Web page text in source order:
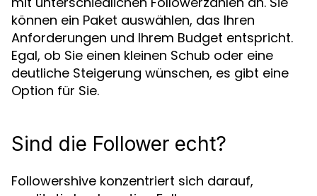
können ein Paket auswählen, das Ihren
Anforderungen und Ihrem Budget entspricht.
Egal, ob Sie einen kleinen Schub oder eine
deutliche Steigerung wünschen, es gibt eine
Option für Sie.
Sind die Follower echt?
Followershive konzentriert sich darauf,